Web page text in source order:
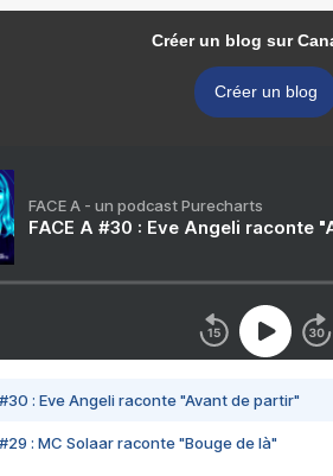
Créer un blog sur
Créer un blog
FACE A - un podcast Purecharts
FACE A #30 : Eve Angeli raconte
#30 : Eve Angeli raconte "Avant de partir"
#29 : MC Solaar raconte "Bouge de là"